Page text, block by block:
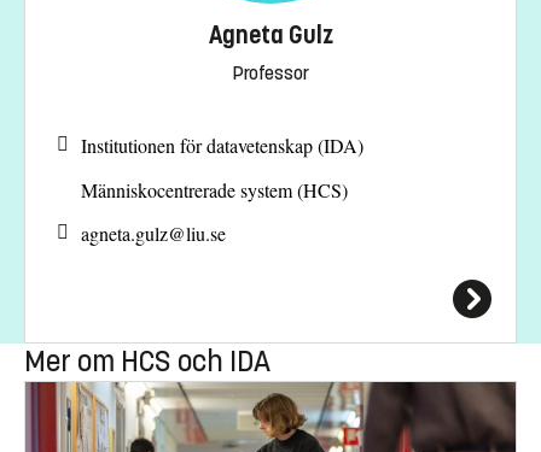
Agneta Gulz
Professor
Institutionen för datavetenskap (IDA)
Människocentrerade system (HCS)
agneta.gulz@liu.se
Mer om HCS och IDA